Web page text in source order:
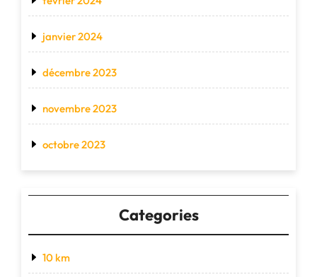
janvier 2024
décembre 2023
novembre 2023
octobre 2023
Categories
10 km